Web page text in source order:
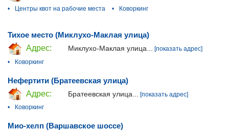
•
Центры квот на рабочие места • Коворкинг
Тихое место (Миклухо-Маклая улица)
Адрес:
Миклухо-Маклая улица...
[показать адрес]
•
Коворкинг
Нефертити (Братеевская улица)
Адрес:
Братеевская улица...
[показать адрес]
•
Коворкинг
Мио-хелп (Варшавское шоссе)